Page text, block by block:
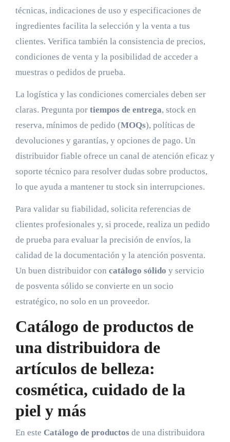
técnicas, indicaciones de uso y especificaciones de
ingredientes facilita la selección y la venta a tus
clientes. Verifica también la consistencia de precios,
condiciones de venta y la posibilidad de acceder a
muestras o pedidos de prueba.
La logística y las condiciones comerciales deben ser
claras. Pregunta por tiempos de entrega, stock en
reserva, mínimos de pedido (MOQs), políticas de
devoluciones y garantías, y opciones de pago. Un
distribuidor fiable ofrece un canal de atención eficaz y
soporte técnico para resolver dudas sobre productos,
lo que ayuda a mantener tu stock sin interrupciones.
Para validar su fiabilidad, solicita referencias de
clientes profesionales y, si procede, realiza un pedido
de prueba para evaluar la precisión de envíos, la
calidad de la documentación y la atención posventa.
Un buen distribuidor con catálogo sólido y servicio
de posventa sólido se convierte en un socio
estratégico, no solo en un proveedor.
Catálogo de productos de
una distribuidora de
artículos de belleza:
cosmética, cuidado de la
piel y más
En este Catálogo de productos de una distribuidora